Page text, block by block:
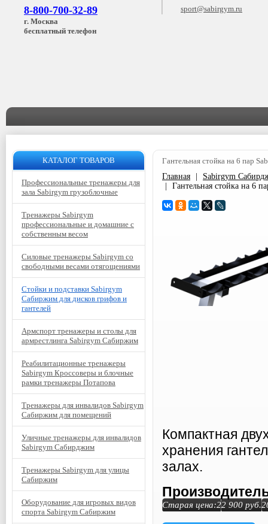
8-800-700-32-89
г. Москва
бесплатный телефон
sport@sabirgym.ru
Гантельная стойка на 6 пар
Главная
Sabirgym
Гантельная стойка на 6
Компактная
хранения
залах.
Старая цена:22 900 руб.
КАТАЛОГ ТОВАРОВ
Профессиональные тренажеры для
зала Sabirgym грузоблочные
Тренажеры Sabirgym
профессиональные и домашние с
собственным весом
Силовые тренажеры Sabirgym со
свободными весами отягощениями
Стойки и подставки Sabirgym
Сабиржим для дисков грифов и
гантелей
Армспорт тренажеры и столы для
армрестлинга Sabirgym Сабиржим
Реабилитационные тренажеры
Sabirgym Кроссоверы и блочные
рамки тренажеры Потапова
Тренажеры для инвалидов Sabirgym
Сабиржим для помещений
Уличные тренажеры для инвалидов
Sabirgym Сабирджим
Тренажеры Sabirgym для улицы
Сабиржим
Оборудование для игровых видов
спорта Sabirgym Сабиржим